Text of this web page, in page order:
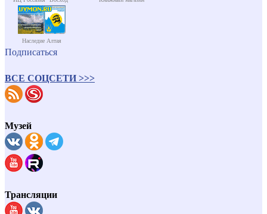
Наследие Алтая
Подписаться
ВСЕ СОЦСЕТИ >>>
Музей
Трансляции